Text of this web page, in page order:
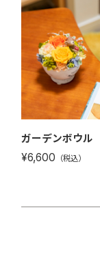
ガーデンボウル
¥6,600 （税込）